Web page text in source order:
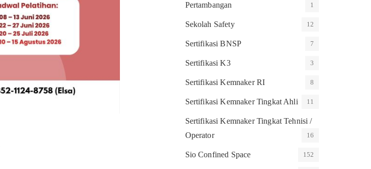
Pertambangan 1
Sekolah Safety 12
Sertifikasi BNSP 7
Sertifikasi K3 3
Sertifikasi Kemnaker RI 8
Sertifikasi Kemnaker Tingkat Ahli 11
Sertifikasi Kemnaker Tingkat Tehnisi /
Operator
16
Sio Confined Space 152